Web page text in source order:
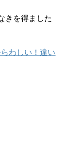
きを得ました
わしい！違い